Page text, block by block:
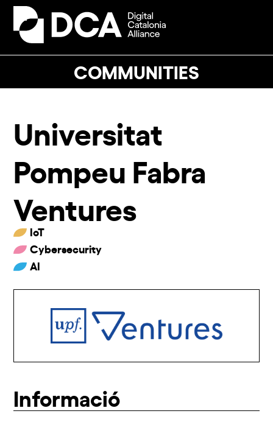
Skip
content
COMMUNITIES
Open
mobile
Close
mobile
Universitat
Pompeu Fabra
Ventures
IoT
Cybersecurity
AI
Informació